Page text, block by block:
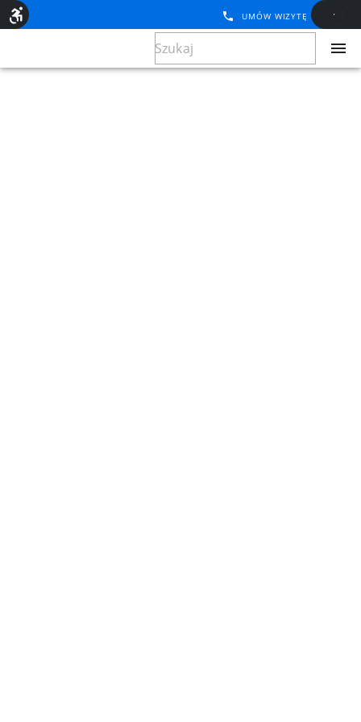
UMÓW WIZYTĘ